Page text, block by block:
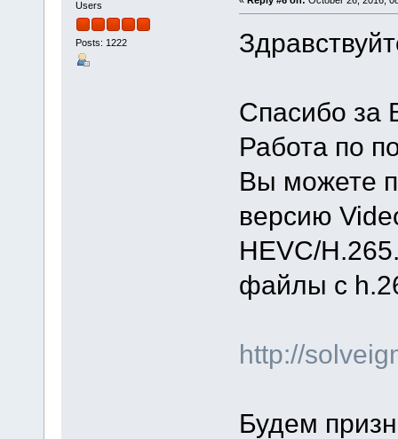
Users
Posts: 1222
Спасибо за
Работа по
Вы можете
версию
HEVC/
файлы с
http://
Будем